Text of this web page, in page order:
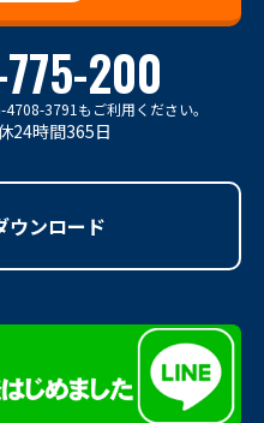
200
4708-3791もご利用ください。
24時間365日
ウンロード